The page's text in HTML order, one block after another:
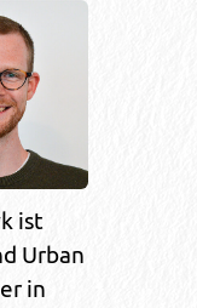
ist
Urban
in